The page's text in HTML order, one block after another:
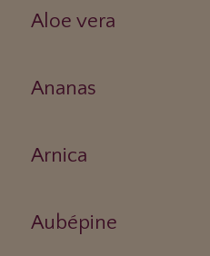
Aloe vera
Ananas
Arnica
Aubépine